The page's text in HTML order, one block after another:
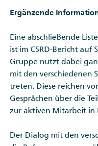
Ergänzende
Eine abschließende
ist im CSRD-Bericht auf
Gruppe nutzt dabei
mit den verschiedenen
treten. Diese reichen
Gesprächen über die
zur aktiven Mitarbeit in
Der Dialog mit den